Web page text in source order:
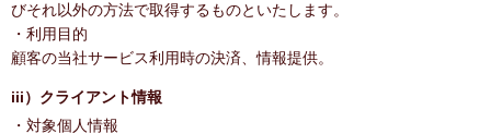
びそれ以外の方法で取得するものといたします。
・利用目的
顧客の当社サービス利用時の決済、情報提供。
iii）クライアント情報
・対象個人情報